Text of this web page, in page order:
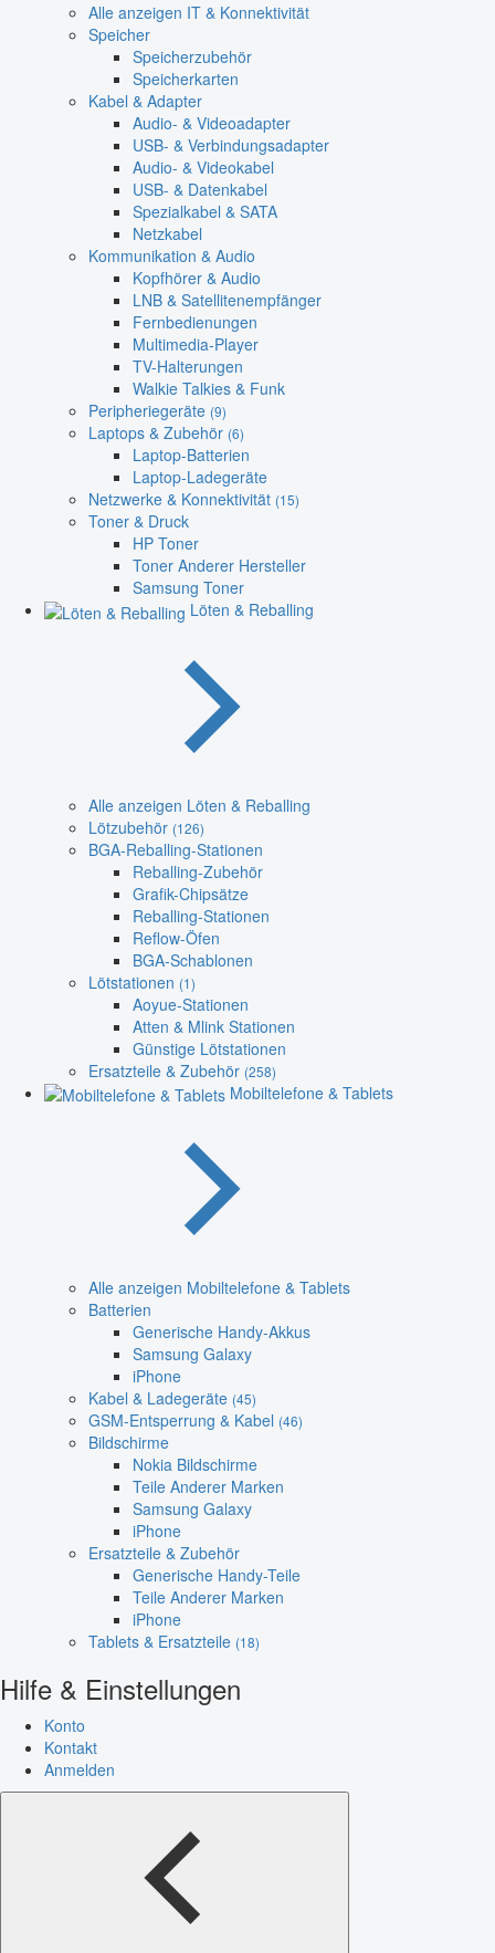
Alle anzeigen IT & Konnektivität
Speicher
Speicherzubehör
Speicherkarten
Kabel & Adapter
Audio- & Videoadapter
USB- & Verbindungsadapter
Audio- & Videokabel
USB- & Datenkabel
Spezialkabel & SATA
Netzkabel
Kommunikation & Audio
Kopfhörer & Audio
LNB & Satellitenempfänger
Fernbedienungen
Multimedia-Player
TV-Halterungen
Walkie Talkies & Funk
Peripheriegeräte (9)
Laptops & Zubehör (6)
Laptop-Batterien
Laptop-Ladegeräte
Netzwerke & Konnektivität (15)
Toner & Druck
HP Toner
Toner Anderer Hersteller
Samsung Toner
Löten & Reballing
Alle anzeigen Löten & Reballing
Lötzubehör (126)
BGA-Reballing-Stationen
Reballing-Zubehör
Grafik-Chipsätze
Reballing-Stationen
Reflow-Öfen
BGA-Schablonen
Lötstationen (1)
Aoyue-Stationen
Atten & Mlink Stationen
Günstige Lötstationen
Ersatzteile & Zubehör (258)
Mobiltelefone & Tablets
Alle anzeigen Mobiltelefone & Tablets
Batterien
Generische Handy-Akkus
Samsung Galaxy
iPhone
Kabel & Ladegeräte (45)
GSM-Entsperrung & Kabel (46)
Bildschirme
Nokia Bildschirme
Teile Anderer Marken
Samsung Galaxy
iPhone
Ersatzteile & Zubehör
Generische Handy-Teile
Teile Anderer Marken
iPhone
Tablets & Ersatzteile (18)
Hilfe & Einstellungen
Konto
Kontakt
Anmelden